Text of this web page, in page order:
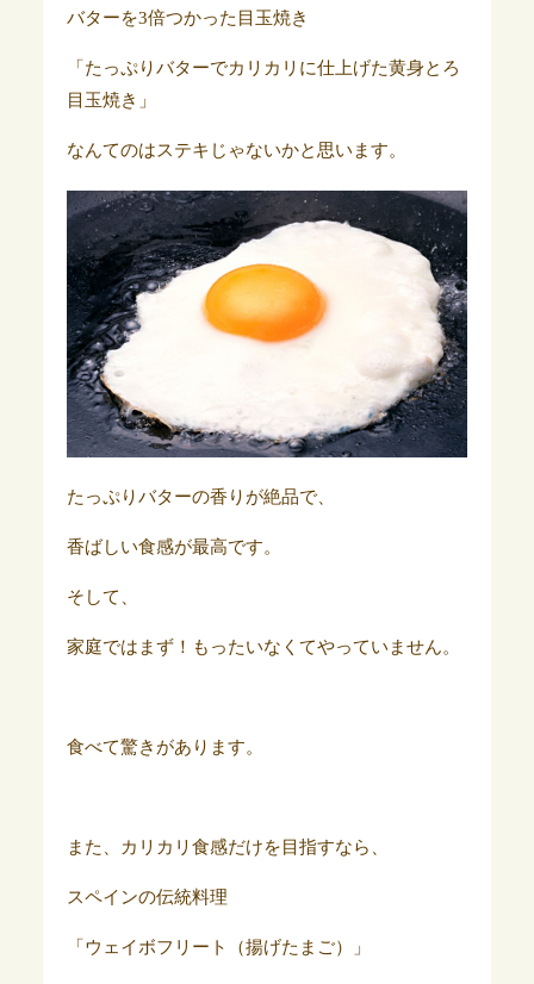
バターを3倍つかった目玉焼き
「たっぷりバターでカリカリに仕上げた黄身とろ
目玉焼き」
なんてのはステキじゃないかと思います。
たっぷりバターの香りが絶品で、
香ばしい食感が最高です。
そして、
家庭ではまず！もったいなくてやっていません。
食べて驚きがあります。
また、カリカリ食感だけを目指すなら、
スペインの伝統料理
「ウェイボフリート（揚げたまご）」